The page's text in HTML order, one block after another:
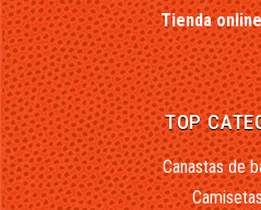
Tienda online
TOP
Canastas de